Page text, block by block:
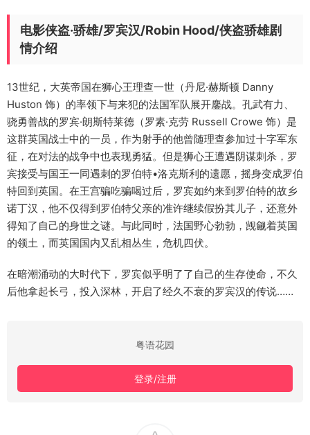
电影侠盗·骄雄/罗宾汉/Robin Hood/侠盗骄雄剧
情介绍
13世纪，大英帝国在狮心王理查一世（丹尼·赫斯顿 Danny
Huston 饰）的率领下与来犯的法国军队展开鏖战。孔武有力、
骁勇善战的罗宾·朗斯特莱德（罗素·克劳 Russell Crowe 饰）是
这群英国战士中的一员，作为射手的他曾随理查参加过十字军东
征，在对法的战争中也表现勇猛。但是狮心王遭遇阴谋刺杀，罗
宾接受与国王一同遇刺的罗伯特•洛克斯利的遗愿，摇身变成罗伯
特回到英国。在王宫骗吃骗喝过后，罗宾如约来到罗伯特的故乡
诺丁汉，他不仅得到罗伯特父亲的准许继续假扮其儿子，还意外
得知了自己的身世之谜。与此同时，法国野心勃勃，觊觎着英国
的领土，而英国国内又乱相丛生，危机四伏。
在暗潮涌动的大时代下，罗宾似乎明了了自己的生存使命，不久
后他拿起长弓，投入深林，开启了经久不衰的罗宾汉的传说……
粤语花园
登录/注册